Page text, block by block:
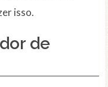
isso.
de